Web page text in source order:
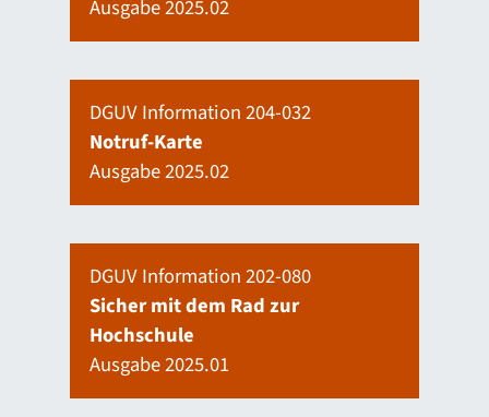
Ausgabe 2025.02
DGUV Information 204-032
Notruf-Karte
Ausgabe 2025.02
DGUV Information 202-080
Sicher mit dem Rad zur
Hochschule
Ausgabe 2025.01